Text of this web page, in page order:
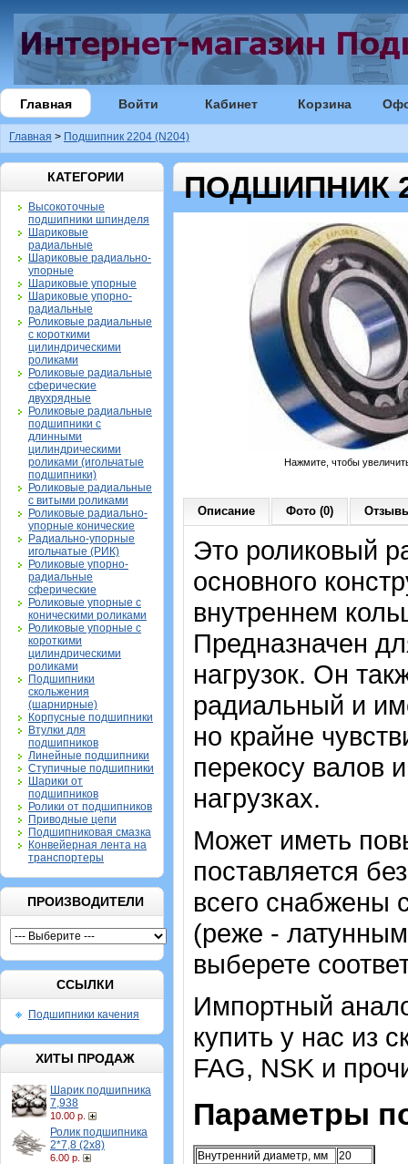
Главная Войти Кабинет Корзина
Главная > Подшипник 2204 (N204)
КАТЕГОРИИ
Высокоточные
подшипники шпинделя
Шариковые
радиальные
Шариковые радиально-
упорные
Шариковые упорные
Шариковые упорно-
радиальные
Роликовые радиальные
с короткими
цилиндрическими
роликами
Роликовые радиальные
сферические
двухрядные
Роликовые радиальные
подшипники с
длинными
цилиндрическими
роликами (игольчатые
подшипники)
Роликовые радиальные
с витыми роликами
Роликовые радиально-
упорные конические
Радиально-упорные
игольчатые (РИК)
Роликовые упорно-
радиальные
сферические
Роликовые упорные с
коническими роликами
Роликовые упорные с
короткими
цилиндрическими
роликами
Подшипники
скольжения
(шарнирные)
Корпусные подшипники
Втулки для
подшипников
Линейные подшипники
Ступичные подшипники
Шарики от
подшипников
Ролики от подшипников
Приводные цепи
Подшипниковая смазка
Конвейерная лента на
транспортеры
ПРОИЗВОДИТЕЛИ
ССЫЛКИ
Подшипники качения
ХИТЫ ПРОДАЖ
Шарик подшипника
7,938
10.00 р.
Ролик подшипника
2*7,8 (2х8)
6.00 р.
ПОДШИПНИК
Нажмите, чтобы
Описание Фото (0)
Это роликовый
основного
внутреннем
Предназначен
нагрузок. Он
радиальный и
но крайне
перекосу валов
нагрузках.
Может иметь
поставляется
всего снабжены
(реже -
выберете
Импортный
купить у нас из
FAG, NSK и
Параметры
Внутренний диаметр, мм
20